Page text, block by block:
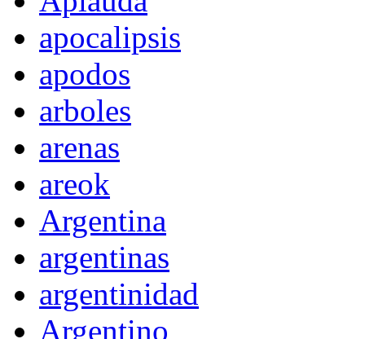
apocalipsis
apodos
arboles
arenas
areok
Argentina
argentinas
argentinidad
Argentino